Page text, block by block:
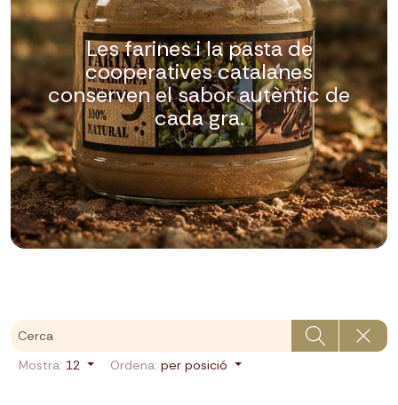
Les farines i la pasta de
cooperatives catalanes
conserven el sabor autèntic de
cada gra.
Mostra: 12 Ordena: per posició